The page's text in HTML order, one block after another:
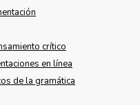
crítico
en línea
de la gramática